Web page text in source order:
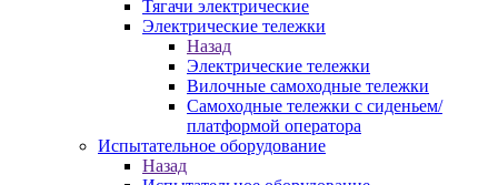
Тягачи электрические
Электрические тележки
Назад
Электрические тележки
Вилочные самоходные тележки
Самоходные тележки с сиденьем/
платформой оператора
Испытательное оборудование
Назад